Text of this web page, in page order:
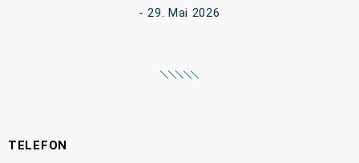
29. Mai 2026
TELEFON